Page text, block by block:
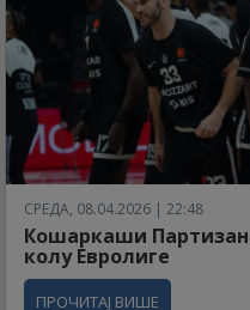
СРЕДА, 08.04.2026 | 22:48
Кошаркаши
колу Евролиге
ПРОЧИТАЈ ВИШЕ